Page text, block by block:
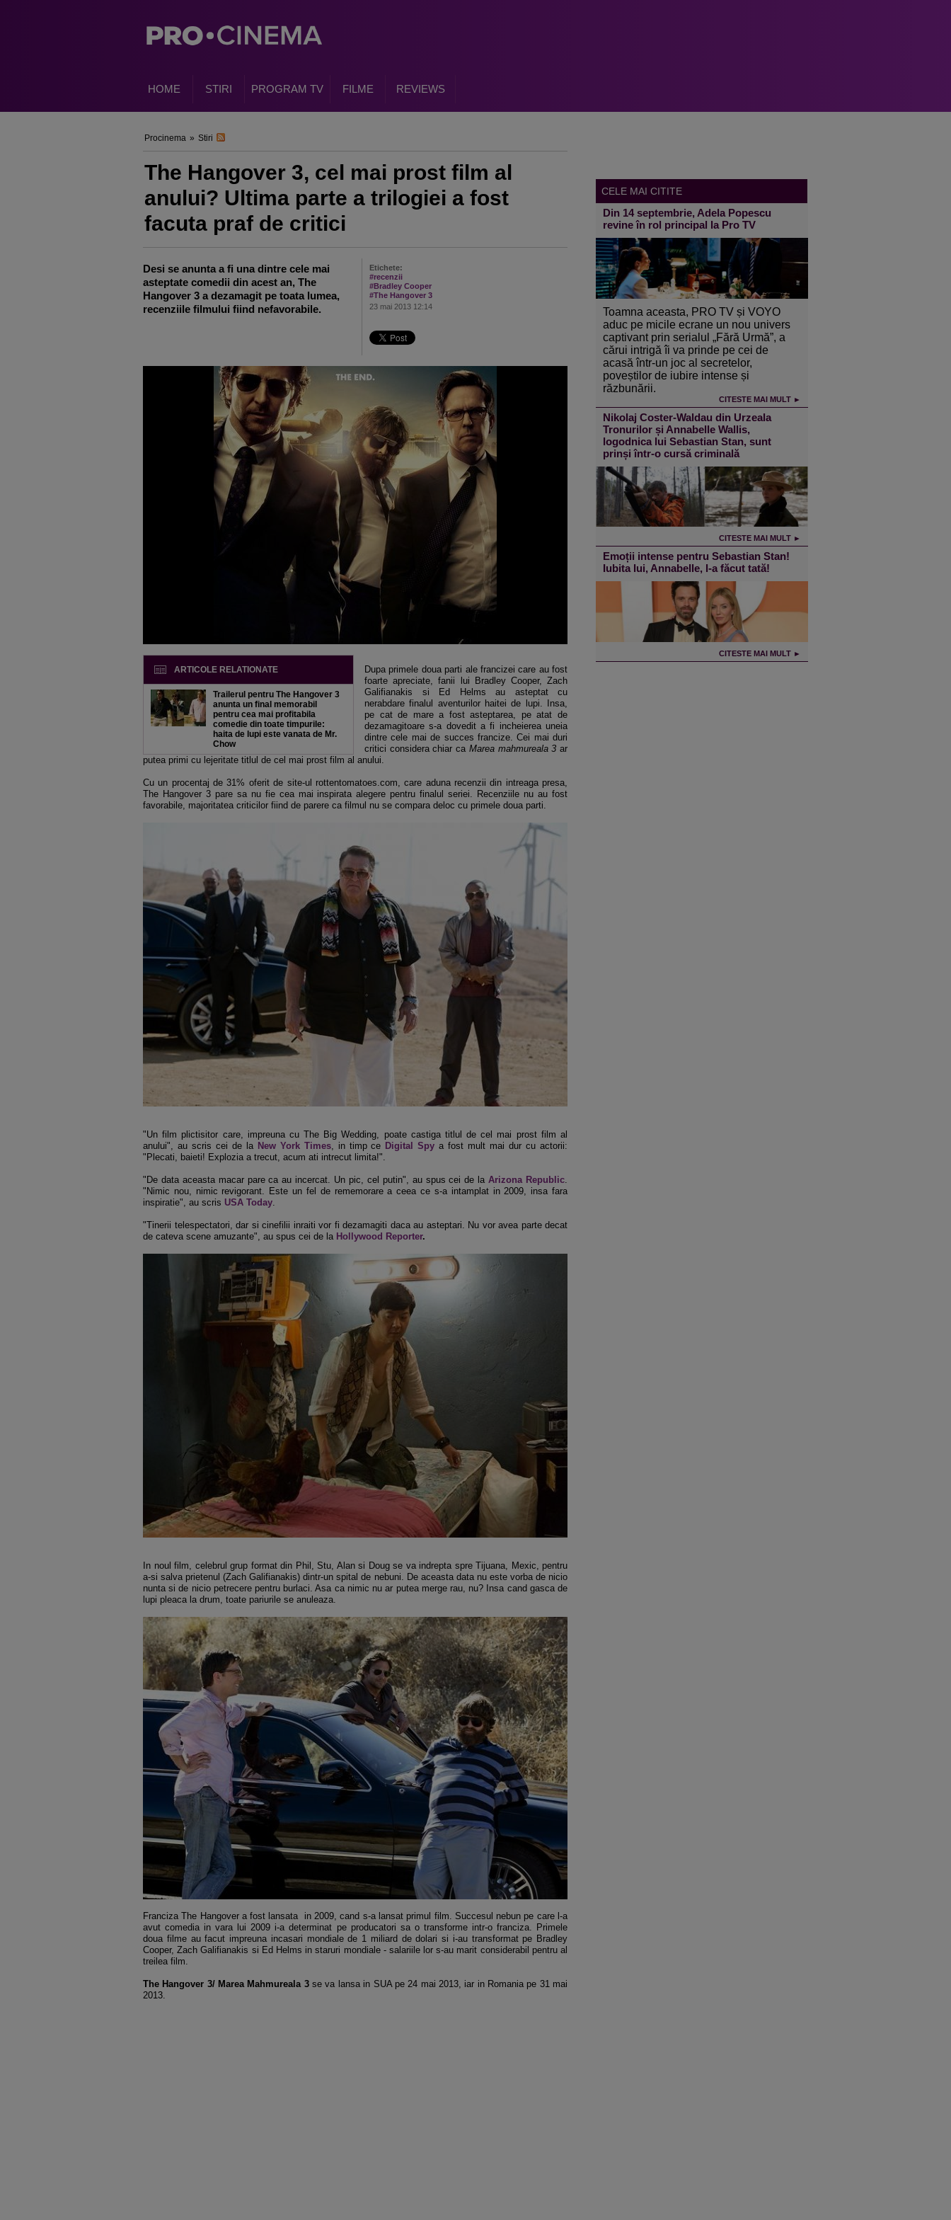
HOME STIRI PROGRAM TV FILME REVIEWS
Procinema » Stiri
The Hangover 3, cel mai prost film al
anului? Ultima parte a trilogiei a fost
facuta praf de critici
Etichete:
#recenzii
#Bradley Cooper
#The Hangover 3
23 mai 2013 12:14
Desi se anunta a fi una dintre cele mai
asteptate comedii din acest an, The
Hangover 3 a dezamagit pe toata lumea,
recenziile filmului fiind nefavorabile.
ARTICOLE RELATIONATE
Trailerul pentru The Hangover 3
anunta un final memorabil
pentru cea mai profitabila
comedie din toate timpurile:
haita de lupi este vanata de Mr.
Chow
Dupa primele doua parti ale francizei care au fost
foarte apreciate, fanii lui Bradley Cooper, Zach
Galifianakis si Ed Helms au asteptat cu
nerabdare finalul aventurilor haitei de lupi. Insa,
pe cat de mare a fost asteptarea, pe atat de
dezamagitoare s-a dovedit a fi incheierea uneia
dintre cele mai de succes francize. Cei mai duri
critici considera chiar ca Marea mahmureala 3 ar
putea primi cu lejeritate titlul de cel mai prost film al anului.
Cu un procentaj de 31% oferit de site-ul rottentomatoes.com, care aduna recenzii din intreaga presa,
The Hangover 3 pare sa nu fie cea mai inspirata alegere pentru finalul seriei. Recenziile nu au fost
favorabile, majoritatea criticilor fiind de parere ca filmul nu se compara deloc cu primele doua parti.
"Un film plictisitor care, impreuna cu The Big Wedding, poate castiga titlul de cel mai prost film al
anului", au scris cei de la New York Times, in timp ce Digital Spy a fost mult mai dur cu actorii:
"Plecati, baieti! Explozia a trecut, acum ati intrecut limita!".
"De data aceasta macar pare ca au incercat. Un pic, cel putin", au spus cei de laArizona Republic.
"Nimic nou, nimic revigorant. Este un fel de rememorare a ceea ce s-a intamplat in 2009, insa fara
inspiratie", au scris USA Today.
"Tinerii telespectatori, dar si cinefilii inraiti vor fi dezamagiti daca au asteptari. Nu vor avea parte decat
de cateva scene amuzante", au spus cei de la Hollywood Reporter.
In noul film, celebrul grup format din Phil, Stu, Alan si Doug se va indrepta spre Tijuana, Mexic, pentru
a-si salva prietenul (Zach Galifianakis) dintr-un spital de nebuni. De aceasta data nu este vorba de nicio
nunta si de nicio petrecere pentru burlaci. Asa ca nimic nu ar putea merge rau, nu? Insa cand gasca de
lupi pleaca la drum, toate pariurile se anuleaza.
Franciza The Hangover a fost lansata in 2009, cand s-a lansat primul film. Succesul nebun pe care l-a
avut comedia in vara lui 2009 i-a determinat pe producatori sa o transforme intr-o franciza. Primele
doua filme au facut impreuna incasari mondiale de 1 miliard de dolari si i-au transformat pe Bradley
Cooper, Zach Galifianakis si Ed Helms in staruri mondiale - salariile lor s-au marit considerabil pentru al
treilea film.
The Hangover 3/ Marea Mahmureala 3se va lansa in SUA pe 24 mai 2013, iar in Romania pe 31 mai
2013.
CELE MAI CITITE
Din 14 septembrie, Adela Popescu
revine în rol principal la Pro TV
Toamna aceasta, PRO TV și VOYO
aduc pe micile ecrane un nou univers
captivant prin serialul „Fără Urmă”, a
cărui intrigă îi va prinde pe cei de
acasă într-un joc al secretelor,
poveștilor de iubire intense și
răzbunării.
CITESTE MAI MULT ►
Nikolaj Coster-Waldau din Urzeala
Tronurilor și Annabelle Wallis,
logodnica lui Sebastian Stan, sunt
prinși într-o cursă criminală
CITESTE MAI MULT ►
Emoții intense pentru Sebastian Stan!
Iubita lui, Annabelle, l-a făcut tată!
CITESTE MAI MULT ►